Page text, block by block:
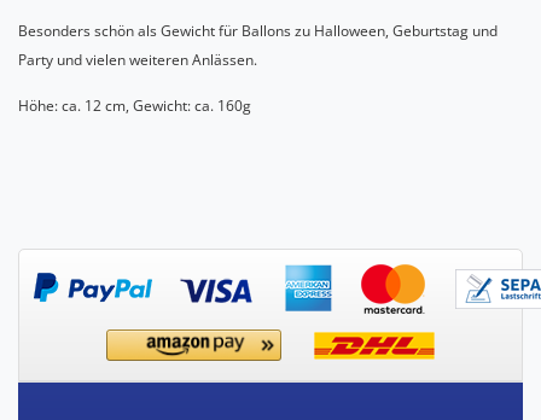
Besonders schön als Gewicht für Ballons zu Halloween, Geburtstag und
Party und vielen weiteren Anlässen.
Höhe: ca. 12 cm, Gewicht: ca. 160g